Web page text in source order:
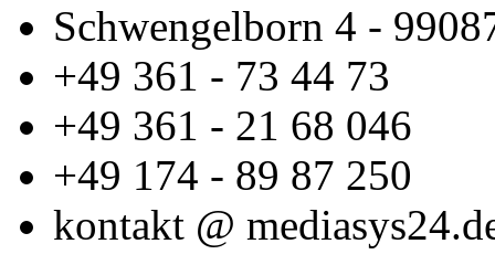
Schwengelborn 4 -
+49 361 - 73 44 73
+49 361 - 21 68 046
+49 174 - 89 87 250
kontakt @